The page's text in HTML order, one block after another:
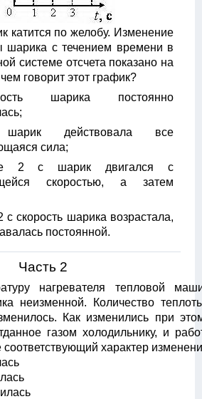
катится по желобу. Изменение
шарика с течением времени в
системе отсчета показано на
говорит этот график?
шарика постоянно
действовала все
сила;
2 с шарик двигался с
скоростью, а затем
с скорость шарика возрастала,
постоянной.
Часть 2
нагревателя тепловой
неизменной. Количество
Как изменились при
газом холодильнику, и
соответствующий характер